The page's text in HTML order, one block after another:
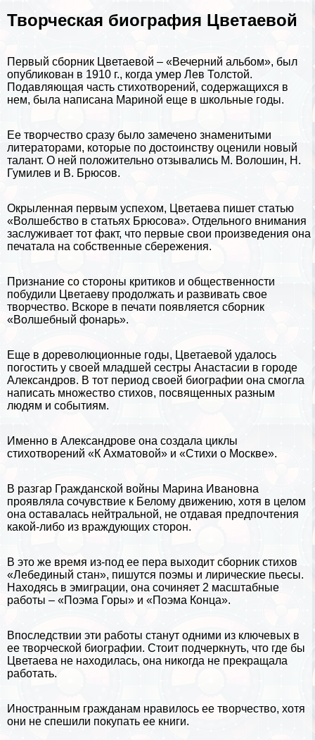
Творческая биография Цветаевой
Первый сборник Цветаевой – «Вечерний альбом», был
опубликован в 1910 г., когда умер Лев Толстой.
Подавляющая часть стихотворений, содержащихся в
нем, была написана Мариной еще в школьные годы.
Ее творчество сразу было замечено знаменитыми
литераторами, которые по достоинству оценили новый
талант. О ней положительно отзывались М. Волошин, Н.
Гумилев и В. Брюсов.
Окрыленная первым успехом, Цветаева пишет статью
«Волшебство в статьях Брюсова». Отдельного внимания
заслуживает тот факт, что первые свои произведения она
печатала на собственные сбережения.
Признание со стороны критиков и общественности
побудили Цветаеву продолжать и развивать свое
творчество. Вскоре в печати появляется сборник
«Волшебный фонарь».
Еще в дореволюционные годы, Цветаевой удалось
погостить у своей младшей сестры Анастасии в городе
Александров. В тот период своей биографии она смогла
написать множество стихов, посвященных разным
людям и событиям.
Именно в Александрове она создала циклы
стихотворений «К Ахматовой» и «Стихи о Москве».
В разгар Гражданской войны Марина Ивановна
проявляла сочувствие к Белому движению, хотя в целом
она оставалась нейтральной, не отдавая предпочтения
какой-либо из враждующих сторон.
В это же время из-под ее пера выходит сборник стихов
«Лебединый стан», пишутся поэмы и лирические пьесы.
Находясь в эмиграции, она сочиняет 2 масштабные
работы – «Поэма Горы» и «Поэма Конца».
Впоследствии эти работы станут одними из ключевых в
ее творческой биографии. Стоит подчеркнуть, что где бы
Цветаева не находилась, она никогда не прекращала
работать.
Иностранным гражданам нравилось ее творчество, хотя
они не спешили покупать ее книги.